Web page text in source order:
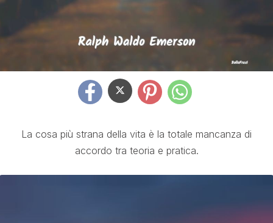
La cosa più strana della vita è la totale mancanza di
accordo tra teoria e pratica.